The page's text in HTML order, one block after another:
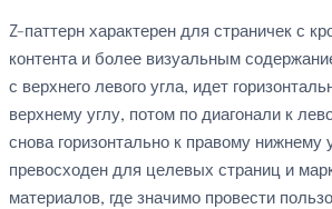
Z-паттерн характерен для страничек с
контента и более визуальным
с верхнего левого угла, идет
верхнему углу, потом по диагонали к
снова горизонтально к правому нижнему
превосходен для целевых страниц и
материалов, где значимо провести